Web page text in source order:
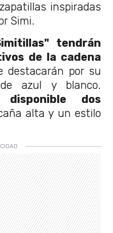
inspiradas
Simi.
tendrán
de la cadena
destacarán por su
azul y blanco.
dos
alta y un estilo